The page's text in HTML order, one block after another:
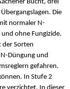
Bucht, drei
Die
normaler N-
ohne Fungizide.
der Sorten
Düngung und
gefahren.
In Stufe 2